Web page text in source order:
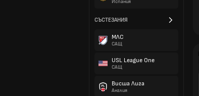
Испания
СЪСТЕЗАНИЯ
МЛС
САЩ
USL League One
САЩ
Висша Лига
Англия